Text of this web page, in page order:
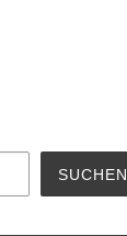
SUCHEN